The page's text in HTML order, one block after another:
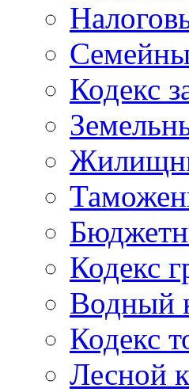
Кодекс
Кодекс
Водный
Кодекс
Лесной